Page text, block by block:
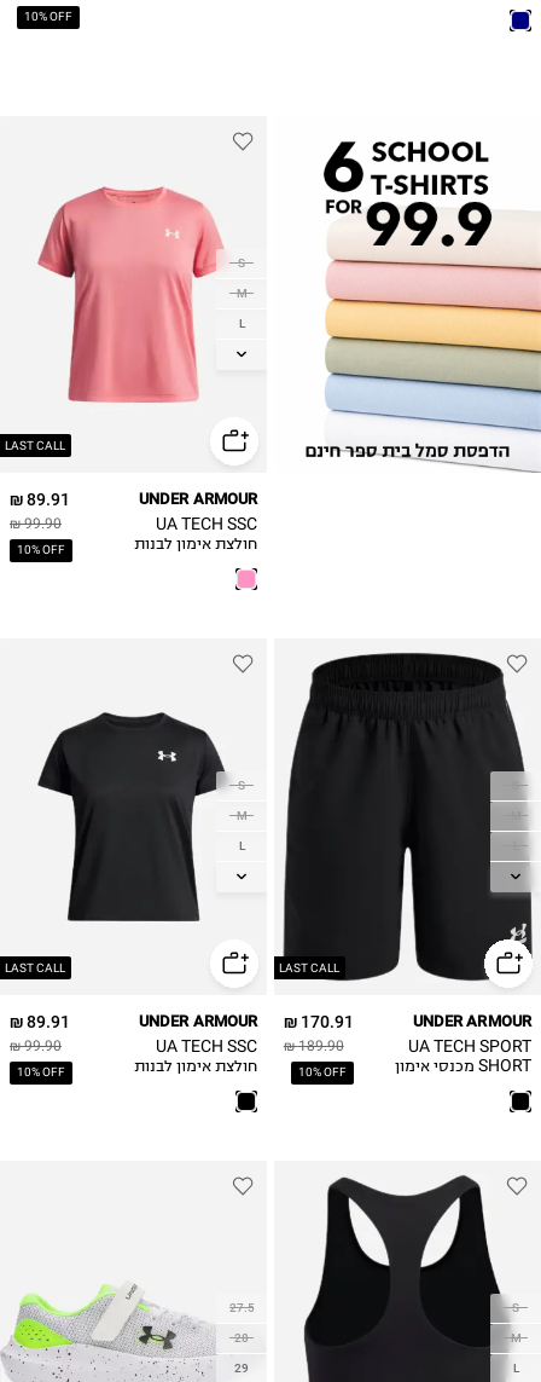
10% OFF
LAST CALL
S
M
L
XL
89.91 ₪
99.90 ₪
10% OFF
UNDER ARMOUR
UA TECH SSC
חולצת אימון לבנות
LAST CALL
XL
170.91 ₪
189.90 ₪
10% OFF
UNDER ARMOUR
UA TECH SPORT
SHORT מכנסי אימון
LAST CALL
S
M
L
XL
89.91 ₪
99.90 ₪
10% OFF
UNDER ARMOUR
UA TECH SSC
חולצת אימון לבנות
S
M
L
27.5
28
29